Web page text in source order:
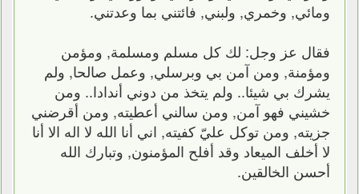
ومائي, وخمري, ولبني, فائتني بما وعدتني.
فقال عز وجل: لك كل مسلم ومسلمة, ومؤمن
ومؤمنة, ومن آمن بي وبرسلي, وعمل صالحا, ولم
يشرك بي شيئا.. ولم يتخذ من دوني أندادا.. ومن
خشيني فهو آمن, ومن سالني أعطيته, ومن أقرضني
جزيته, ومن توكل عليّ كفيته, اني أنا الله لا اله الا أنا
لا أخلف الميعاد وقد أفلح المؤمنون, وتبارك الله
أحسن الخالقين.